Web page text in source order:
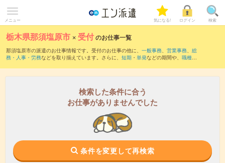
メニュー 気になる! ログイン 検索
栃木県那須塩原市 × 受付のお仕事一覧
那須塩原市の派遣のお仕事情報です。受付のお仕事の他に、 一般事務、 営業事務、 総
務・人事・労務などを取り揃えています。さらに、 短期 ・ 単発などの期間や、 職種未
検索した条件に合う
お仕事がありませんでした
条件を変更して再検索